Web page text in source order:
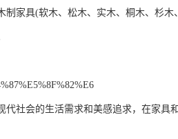
制家具(软木、松木、实木、桐木、杉
代社会的生活需求和美感追求，在家具